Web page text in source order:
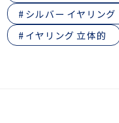
シルバー イヤリング
イヤリング 立体的